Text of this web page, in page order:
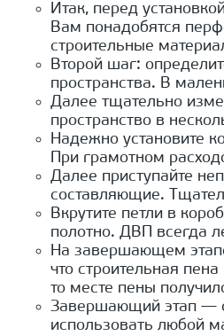
Итак, перед
Вам понадобятся
строительные
Второй шаг:
пространства. В
Далее тщательно
пространство в
Надежно установите
При грамотном
Далее приступайте
составляющие.
Вкрутите петли в
полотно. ДВП всегда
На завершающем
что строительная
то месте пены
Завершающий этап —
использовать любой